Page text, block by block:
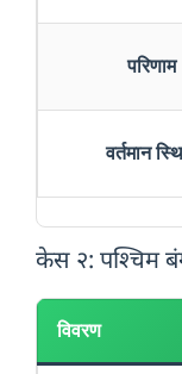
परिणाम
वर्तमान
केस २: पश्चिम
विवरण